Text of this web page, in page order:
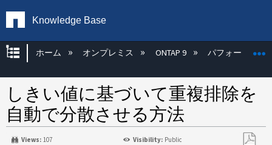
Knowledge Base
グローバル階層を展開/折りたたむ
ホーム オンプレミス ONTAP 9 パフォーマンス
しきい値に基づいて重複排除を
自動で分散させる方法
Views: 107 Visibility: Public